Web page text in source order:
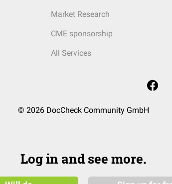
Market Research
CME sponsorship
All Services
© 2026 DocCheck Community GmbH
Log in and see more.